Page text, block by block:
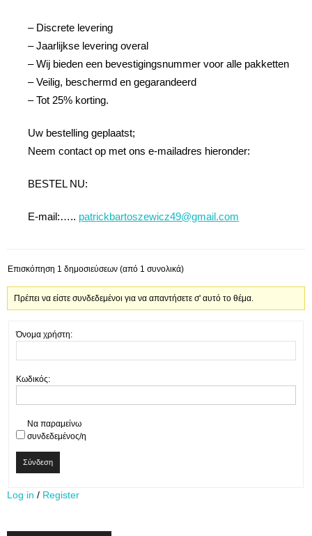
– Discrete levering
– Jaarlijkse levering overal
– Wij bieden een bevestigingsnummer voor alle pakketten
– Veilig, beschermd en gegarandeerd
– Tot 25% korting.
Uw bestelling geplaatst;
Neem contact op met ons e-mailadres hieronder:
BESTEL NU:
E-mail:….. patrickbartoszewicz49@gmail.com
Επισκόπηση 1 δημοσιεύσεων (από 1 συνολικά)
Πρέπει να είστε συνδεδεμένοι για να απαντήσετε σ' αυτό το θέμα.
Όνομα χρήστη:
Κωδικός:
Να παραμείνω
συνδεδεμένος/η
Σύνδεση
Log in / Register